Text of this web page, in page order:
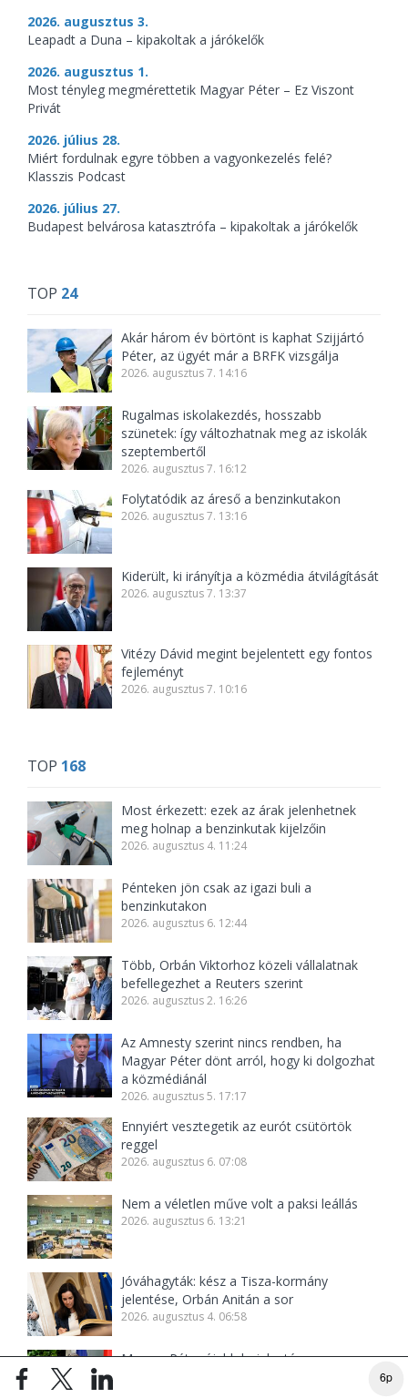
6p
2026. augusztus 3.
Leapadt a Duna – kipakoltak a járókelők
2026. augusztus 1.
Most tényleg megmérettetik Magyar Péter – Ez Viszont
Privát
2026. július 28.
Miért fordulnak egyre többen a vagyonkezelés felé?
Klasszis Podcast
2026. július 27.
Budapest belvárosa katasztrófa – kipakoltak a járókelők
TOP 24
Akár három év börtönt is kaphat Szijjártó
Péter, az ügyét már a BRFK vizsgálja
2026. augusztus 7. 14:16
Rugalmas iskolakezdés, hosszabb
szünetek: így változhatnak meg az iskolák
szeptembertől
2026. augusztus 7. 16:12
Folytatódik az áreső a benzinkutakon
2026. augusztus 7. 13:16
Kiderült, ki irányítja a közmédia átvilágítását
2026. augusztus 7. 13:37
Vitézy Dávid megint bejelentett egy fontos
fejleményt
2026. augusztus 7. 10:16
TOP 168
Most érkezett: ezek az árak jelenhetnek
meg holnap a benzinkutak kijelzőin
2026. augusztus 4. 11:24
Pénteken jön csak az igazi buli a
benzinkutakon
2026. augusztus 6. 12:44
Több, Orbán Viktorhoz közeli vállalatnak
befellegezhet a Reuters szerint
2026. augusztus 2. 16:26
Az Amnesty szerint nincs rendben, ha
Magyar Péter dönt arról, hogy ki dolgozhat
a közmédiánál
2026. augusztus 5. 17:17
Ennyiért vesztegetik az eurót csütörtök
reggel
2026. augusztus 6. 07:08
Nem a véletlen műve volt a paksi leállás
2026. augusztus 6. 13:21
Jóváhagyták: kész a Tisza-kormány
jelentése, Orbán Anitán a sor
2026. augusztus 4. 06:58
Magyar Péter újabb bejelentése az